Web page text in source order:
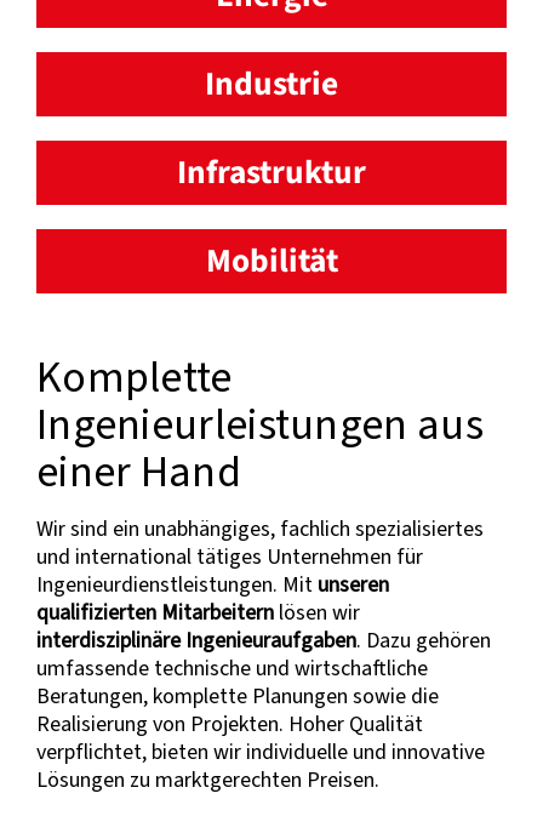
Industrie
Infrastruktur
Mobilität
Komplette
Ingenieurleistungen aus
einer Hand
Wir sind ein unabhängiges, fachlich spezialisiertes
und international tätiges Unternehmen für
Ingenieurdienstleistungen. Mit unseren
qualifizierten Mitarbeitern lösen wir
interdisziplinäre Ingenieuraufgaben. Dazu gehören
umfassende technische und wirtschaftliche
Beratungen, komplette Planungen sowie die
Realisierung von Projekten. Hoher Qualität
verpflichtet, bieten wir individuelle und innovative
Lösungen zu marktgerechten Preisen.